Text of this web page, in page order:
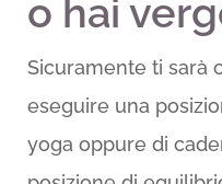
o hai
Sicuramente ti sarà
eseguire una
yoga oppure di